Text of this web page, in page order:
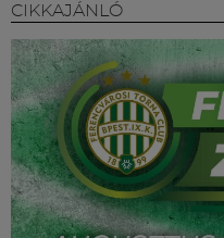
CIKKAJÁNLÓ